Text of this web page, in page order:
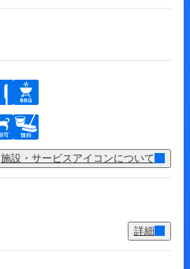
施設・サービスアイコンについて
詳細